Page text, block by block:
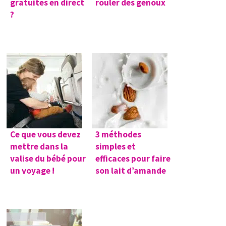
gratuites en direct
?
rouler des genoux
Ce que vous devez
mettre dans la
valise du bébé pour
un voyage !
3 méthodes
simples et
efficaces pour faire
son lait d’amande